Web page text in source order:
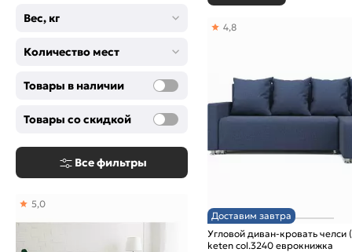
Белый
Коричневый
Мора деним
Мора Океан
Мора темно-коричневый
Светло-бежевый
Вес, кг
Количество мест
Товары в наличии
Товары со скидкой
Все фильтры
5,0
Доставим завтра
Угловой диван-кровать челси
keten col.3240 еврокнижка
4,8